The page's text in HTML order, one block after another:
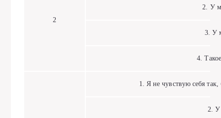
2
2. У
3. У
4.
1. Я не чувствую себя так,
2. У